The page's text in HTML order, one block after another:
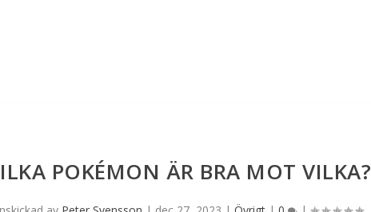
POKÉMON ÄR BRA MOT VILKA?